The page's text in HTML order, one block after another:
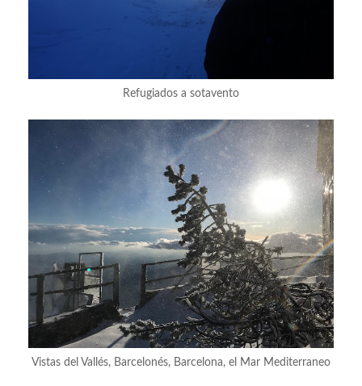
Refugiados a sotavento
Vistas del Vallés, Barcelonés, Barcelona, el Mar Mediterraneo